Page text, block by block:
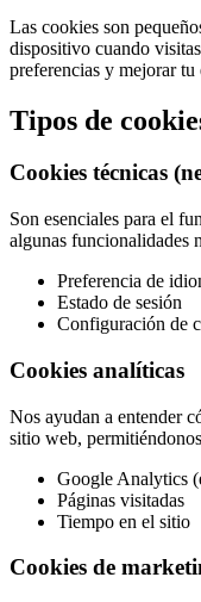
Las cookies son
dispositivo cuando
preferencias y mejorar
Tipos de
Cookies técnicas
Son esenciales para el
algunas funcionalidades
Preferencia de
Estado de sesión
Configuración de
Cookies analíticas
Nos ayudan a entender
sitio web,
Google Analytics
Páginas visitadas
Tiempo en el sitio
Cookies de